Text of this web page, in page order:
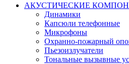
АКУСТИЧЕСКИЕ
Динамики
Капсюли телефонные
Микрофоны
Охранно-пожарный
Пьезоизлучатели
Тональные вызывные